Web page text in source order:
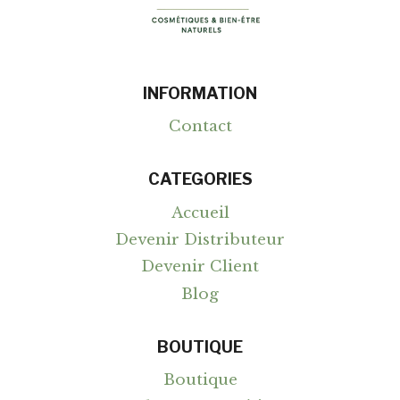
INFORMATION
Contact
CATEGORIES
Accueil
Devenir Distributeur
Devenir Client
Blog
BOUTIQUE
Boutique